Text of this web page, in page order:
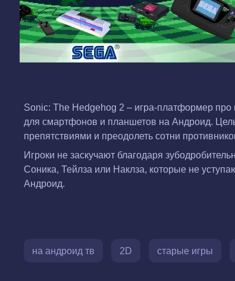
Sonic: The Hedgehog 2 – игра-платформер про
для смартфонов и планшетов на Андроид. Цель
препятствиями и преодолеть сотни
Игроки не заскучают благодаря
Соника, Тейлза или Наклза, которые не
Андроид.
на андроид тв 2D старые игры